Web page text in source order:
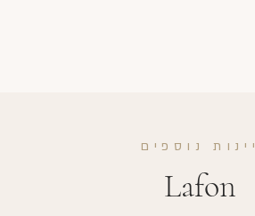
יינות נוספים
Lafon